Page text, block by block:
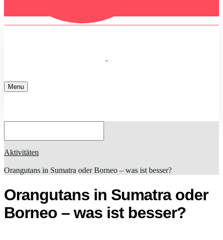
Menu
Aktivitäten
Orangutans in Sumatra oder Borneo – was ist besser?
Orangutans in Sumatra oder
Borneo – was ist besser?